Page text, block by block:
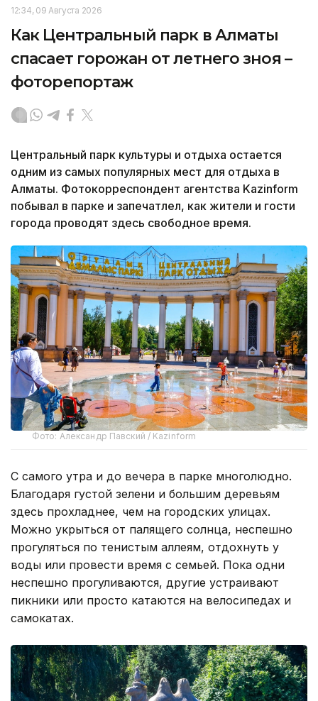
12:34, 09 Августа 2026
Как Центральный парк в Алматы
спасает горожан от летнего зноя –
фоторепортаж
Центральный парк культуры и отдыха остается
одним из самых популярных мест для отдыха в
Алматы. Фотокорреспондент агентства Kazinform
побывал в парке и запечатлел, как жители и гости
города проводят здесь свободное время.
Фото: Александр Павский / Kazinform
С самого утра и до вечера в парке многолюдно.
Благодаря густой зелени и большим деревьям
здесь прохладнее, чем на городских улицах.
Можно укрыться от палящего солнца, неспешно
прогуляться по тенистым аллеям, отдохнуть у
воды или провести время с семьей. Пока одни
неспешно прогуливаются, другие устраивают
пикники или просто катаются на велосипедах и
самокатах.